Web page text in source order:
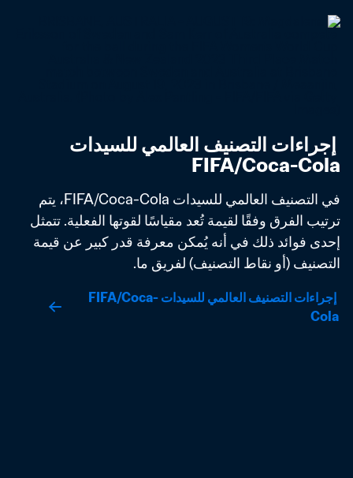
FIFA/Coca-Cola
التصنيف (أو نقاط التصنيف) لفريق ما.
إجراءات التصنيف العالمي للسيدات FIFA/Coca-
Cola